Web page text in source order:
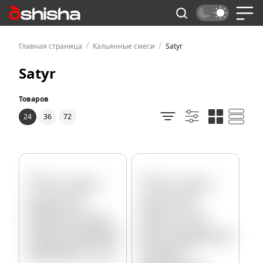
Главная страница / Кальянные смеси / Satyr
Satyr
Товаров
24
36 72